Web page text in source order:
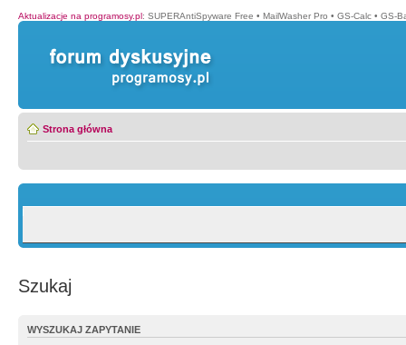
Aktualizacje na programosy.pl: SUPERAntiSpyware Free • MailWasher Pro • GS-Calc • GS-
Strona główna
Szukaj
WYSZUKAJ ZAPYTANIE